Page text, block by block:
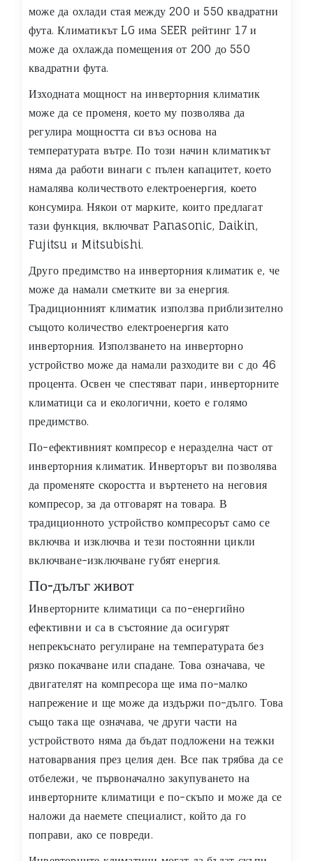
може да охлади стая между 200 и 550 квадратни
фута. Климатикът LG има SEER рейтинг 17 и
може да охлажда помещения от 200 до 550
квадратни фута.
Изходната мощност на инверторния климатик
може да се променя, което му позволява да
регулира мощността си въз основа на
температурата вътре. По този начин климатикът
няма да работи винаги с пълен капацитет, което
намалява количеството електроенергия, което
консумира. Някои от марките, които предлагат
тази функция, включват Panasonic, Daikin,
Fujitsu и Mitsubishi.
Друго предимство на инверторния климатик е, че
може да намали сметките ви за енергия.
Традиционният климатик използва приблизително
същото количество електроенергия като
инверторния. Използването на инверторно
устройство може да намали разходите ви с до 46
процента. Освен че спестяват пари, инверторните
климатици са и екологични, което е голямо
предимство.
По-ефективният компресор е неразделна част от
инверторния климатик. Инверторът ви позволява
да променяте скоростта и въртенето на неговия
компресор, за да отговарят на товара. В
традиционното устройство компресорът само се
включва и изключва и тези постоянни цикли
включване-изключване губят енергия.
По-дълъг живот
Инверторните климатици са по-енергийно
ефективни и са в състояние да осигурят
непрекъснато регулиране на температурата без
рязко покачване или спадане. Това означава, че
двигателят на компресора ще има по-малко
напрежение и ще може да издържи по-дълго. Това
също така ще означава, че други части на
устройството няма да бъдат подложени на тежки
натоварвания през целия ден. Все пак трябва да се
отбележи, че първоначално закупуването на
инверторните климатици е по-скъпо и може да се
наложи да наемете специалист, който да го
поправи, ако се повреди.